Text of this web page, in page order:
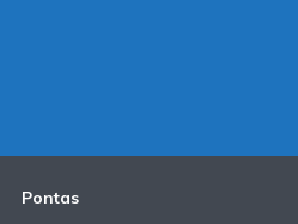
Pontas